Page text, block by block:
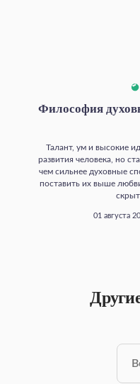
Философия
Талант, ум и высокие
развития человека, но
чем сильнее духовные
поставить их выше
01 августа